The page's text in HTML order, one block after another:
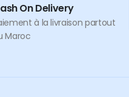
On Delivery
à la livraison partout
Maroc